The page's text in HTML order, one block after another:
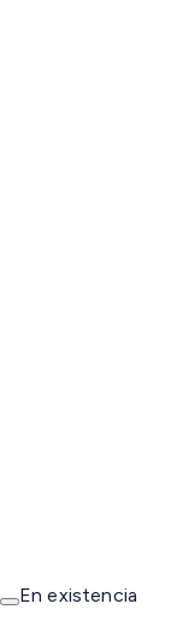
En existencia